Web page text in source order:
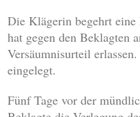
Die Klägerin begehrt
hat gegen den Beklagten
Versäumnisurteil
eingelegt.
Fünf Tage vor der